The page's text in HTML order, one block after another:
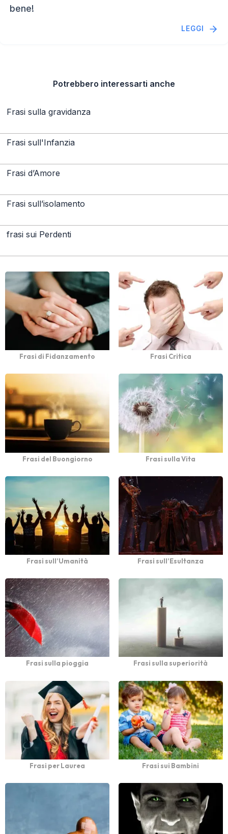
bene!
LEGGI
Potrebbero interessarti anche
Frasi sulla gravidanza
Frasi sull'Infanzia
Frasi d’Amore
Frasi sull’isolamento
frasi sui Perdenti
Frasi di Fidanzamento Frasi Critica
Frasi del Buongiorno Frasi sulla Vita
Frasi sull’Umanità Frasi sull’Esultanza
Frasi sulla pioggia Frasi sulla superiorità
Frasi per Laurea Frasi sui Bambini